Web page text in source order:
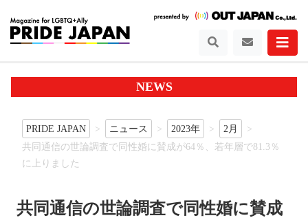
NEWS
PRIDE JAPAN ニュース 2023年
2月
共同通信の世論調査で同性婚に賛成が64％、若年層で81.3％
に上りました
共同通信の世論調査で同性婚に賛成